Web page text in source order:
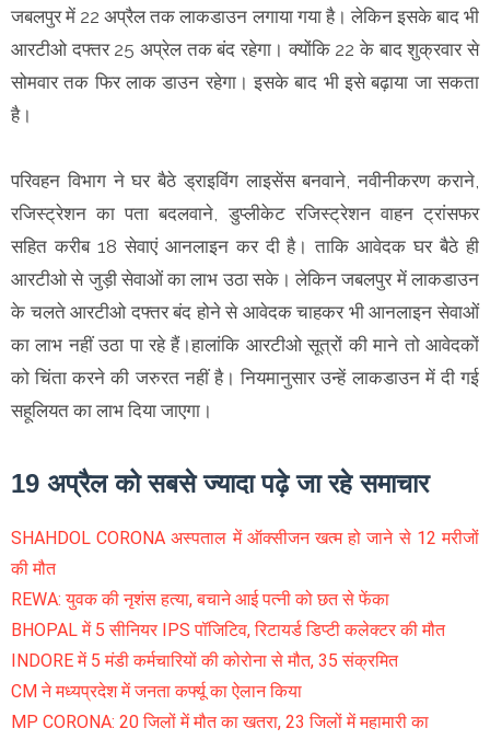
जबलपुर में 22 अप्रैल तक लाकडाउन लगाया गया है। लेकिन इसके बाद भी
आरटीओ दफ्तर 25 अप्रेल तक बंद रहेगा। क्योंकि 22 के बाद शुक्रवार से
सोमवार तक फिर लाक डाउन रहेगा। इसके बाद भी इसे बढ़ाया जा सकता
है।
परिवहन विभाग ने घर बैठे ड्राइविंग लाइसेंस बनवाने, नवीनीकरण कराने,
रजिस्ट्रेशन का पता बदलवाने, डुप्लीकेट रजिस्ट्रेशन वाहन ट्रांसफर
सहित करीब 18 सेवाएं आनलाइन कर दी है। ताकि आवेदक घर बैठे ही
आरटीओ से जुड़ी सेवाओं का लाभ उठा सके। लेकिन जबलपुर में लाकडाउन
के चलते आरटीओ दफ्तर बंद होने से आवेदक चाहकर भी आनलाइन सेवाओं
का लाभ नहीं उठा पा रहे हैं।हालांकि आरटीओ सूत्रों की माने तो आवेदकों
को चिंता करने की जरुरत नहीं है। नियमानुसार उन्हें लाकडाउन में दी गई
सहूलियत का लाभ दिया जाएगा।
19 अप्रैल को सबसे ज्यादा पढ़े जा रहे समाचार
SHAHDOL CORONA अस्पताल में ऑक्सीजन खत्म हो जाने से 12 मरीजों
की मौत
REWA: युवक की नृशंस हत्या, बचाने आई पत्नी को छत से फेंका
BHOPAL में 5 सीनियर IPS पॉजिटिव, रिटायर्ड डिप्टी कलेक्टर की मौत
INDORE में 5 मंडी कर्मचारियों की कोरोना से मौत, 35 संक्रमित
CM ने मध्यप्रदेश में जनता कर्फ्यू का ऐलान किया
MP CORONA: 20 जिलों में मौत का खतरा, 23 जिलों में महामारी का